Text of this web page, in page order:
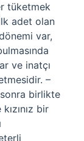
tüketmek
adet olan
var,
ve inatçı
–
birlikte
bir